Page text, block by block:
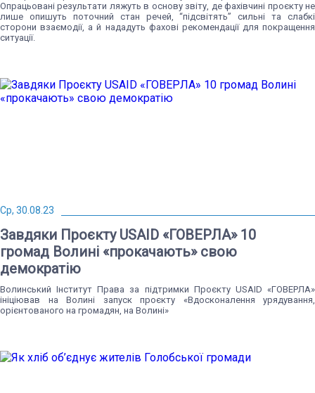
Опрацьовані результати ляжуть в основу звіту, де фахівчині проєкту не
лише опишуть поточний стан речей, “підсвітять” сильні та слабкі
сторони взаємодії, а й нададуть фахові рекомендації для покращення
ситуації.
Ср, 30.08.23
Завдяки Проєкту USAID «ГОВЕРЛА» 10
громад Волині «прокачають» свою
демократію
Волинський Інститут Права за підтримки Проєкту USAID «ГОВЕРЛА»
ініціював на Волині запуск проєкту «Вдосконалення урядування,
орієнтованого на громадян, на Волині»